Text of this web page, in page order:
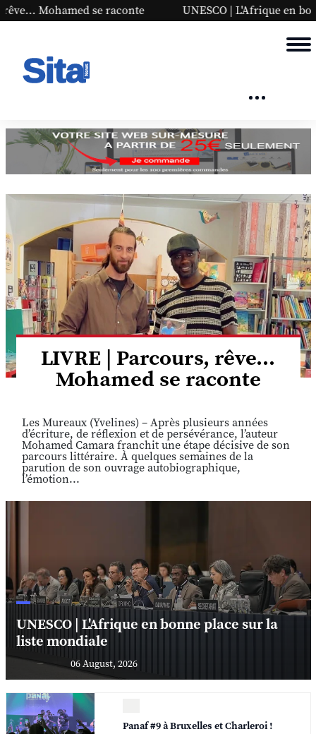
UNESCO | L'Afrique en bonne place sur la liste
LIVRE | Parcours, rêve...
Mohamed se raconte
Les Mureaux (Yvelines) – Après plusieurs années
d’écriture, de réflexion et de persévérance, l’auteur
Mohamed Camara franchit une étape décisive de son
parcours littéraire. À quelques semaines de la
parution de son ouvrage autobiographique,
l’émotion...
UNESCO | L'Afrique en bonne place sur la
liste mondiale
06 August, 2026
Panaf #9 à Bruxelles et Charleroi !